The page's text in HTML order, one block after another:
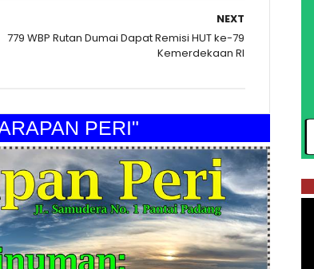
NEXT
779 WBP Rutan Dumai Dapat Remisi HUT ke-79
Kemerdekaan RI
PERI"